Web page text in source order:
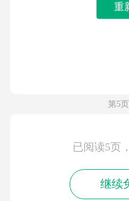
重
第5
已阅读5页
继续